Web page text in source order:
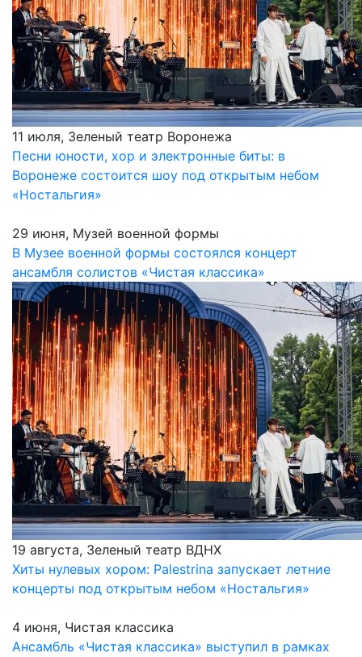
11 июля, Зеленый театр Воронежа
Песни юности, хор и электронные биты: в
Воронеже состоится шоу под открытым небом
«Ностальгия»
29 июня, Музей военной формы
В Музее военной формы состоялся концерт
ансамбля солистов «Чистая классика»
19 августа, Зеленый театр ВДНХ
Хиты нулевых хором: Palestrina запускает летние
концерты под открытым небом «Ностальгия»
4 июня, Чистая классика
Ансамбль «Чистая классика» выступил в рамках